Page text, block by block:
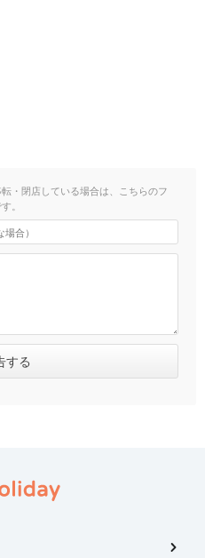
・閉店している場合は、こちらのフ
。